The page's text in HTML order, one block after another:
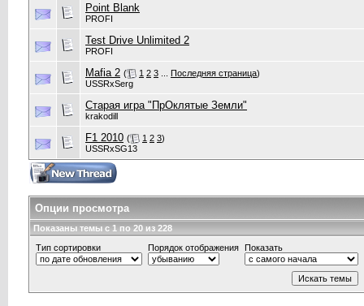
Point Blank
PROFI
Test Drive Unlimited 2
PROFI
Mafia 2 ( 1 2 3 Последняя страница)
USSRxSerg
Старая игра "ПрОклятые Земли"
krakodill
F1 2010 ( 1 2 3)
USSRxSG13
Опции просмотра
Показаны темы с 1 по 20 из 228
Тип сортировки
Порядок отображения Показать